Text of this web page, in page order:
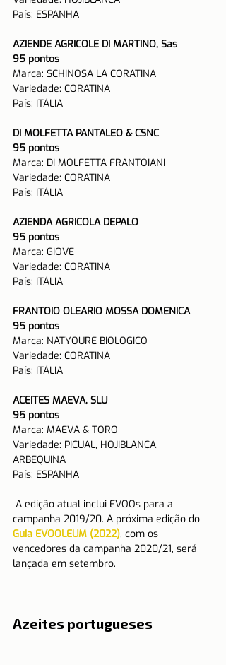
País: ESPANHA
AZIENDE AGRICOLE DI MARTINO, Sas
95 pontos
Marca: SCHINOSA LA CORATINA
Variedade: CORATINA
País: ITÁLIA
DI MOLFETTA PANTALEO & CSNC
95 pontos
Marca: DI MOLFETTA FRANTOIANI
Variedade: CORATINA
País: ITÁLIA
AZIENDA AGRICOLA DEPALO
95 pontos
Marca: GIOVE
Variedade: CORATINA
País: ITÁLIA
FRANTOIO OLEARIO MOSSA DOMENICA
95 pontos
Marca: NATYOURE BIOLOGICO
Variedade: CORATINA
País: ITÁLIA
ACEITES MAEVA, SLU
95 pontos
Marca: MAEVA & TORO
Variedade: PICUAL, HOJIBLANCA,
ARBEQUINA
País: ESPANHA
campanha 2019/20. A próxima edição do
Guia EVOOLEUM (2022), com os
vencedores da campanha 2020/21, será
lançada em setembro.
Azeites portugueses